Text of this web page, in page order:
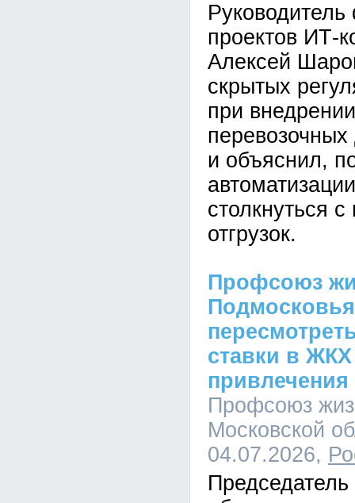
проектов ИТ-
Алексей
скрытых
при
и объяснил,
столкнуться
отгрузок.
Профсоюз
ставки в
Профсоюз
Московской
04.07.2026,
Председатель